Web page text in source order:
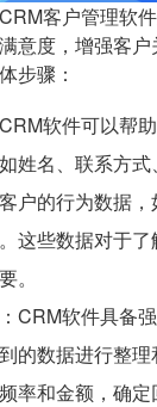
客户管理软
意度，增强客
步骤：
软件可以帮
姓名、联系方
户的行为数据
这些数据对于
。
CRM软件具备
的数据进行整
率和金额，确